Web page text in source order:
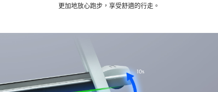
更加地放心跑步，享受舒適的行走。